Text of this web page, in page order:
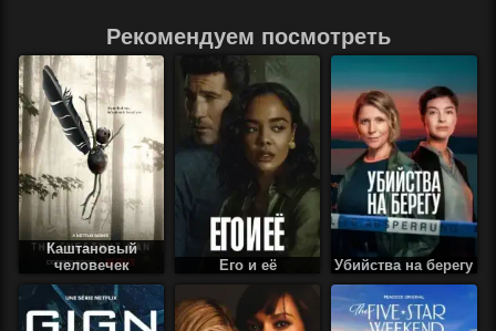
Рекомендуем посмотреть
Каштановый
человечек
Его и её Убийства на берегу